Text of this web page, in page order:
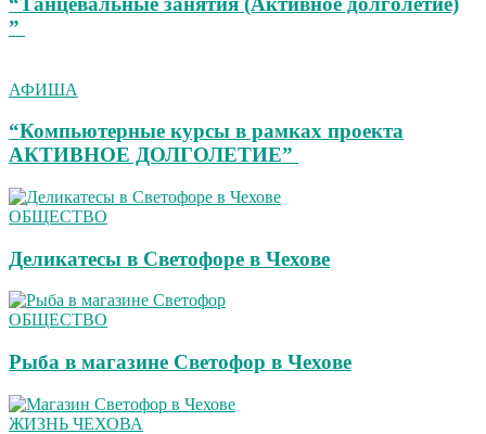
”
АФИША
“Компьютерные курсы в рамках проекта
АКТИВНОЕ ДОЛГОЛЕТИЕ”
ОБЩЕСТВО
Деликатесы в Светофоре в Чехове
ОБЩЕСТВО
Рыба в магазине Светофор в Чехове
ЖИЗНЬ ЧЕХОВА